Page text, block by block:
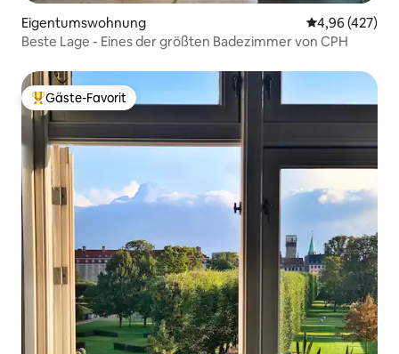
Eigentumswohnung
4,96 (427)
Beste Lage - Eines der größten Badezimmer von CPH
Beliebter Gäste-Favorit.
Gäste-Favorit